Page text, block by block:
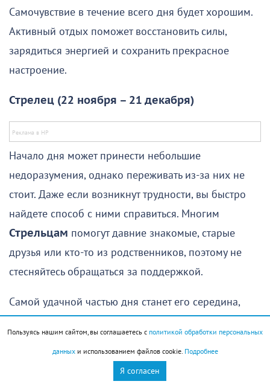
Самочувствие в течение всего дня будет хорошим.
Активный отдых поможет восстановить силы,
зарядиться энергией и сохранить прекрасное
настроение.
Стрелец (22 ноября – 21 декабря)
Начало дня может принести небольшие
недоразумения, однако переживать из-за них не
стоит. Даже если возникнут трудности, вы быстро
найдете способ с ними справиться. Многим
Стрельцам помогут давние знакомые, старые
друзья или кто-то из родственников, поэтому не
стесняйтесь обращаться за поддержкой.
Самой удачной частью дня станет его середина,
полезным, подарит яркие впечатления и
положительные эмоции. Не исключены интересные
Пользуясь нашим сайтом, вы соглашаетесь с политикой обработки персональных
данныхи использованием файлов cookie. Подробнее
Я согласен